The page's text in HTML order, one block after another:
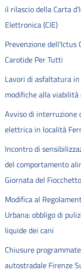
il rilascio della Carta
Elettronica (CIE)
Prevenzione dell'Ictus
Carotide Per Tutti
Lavori di asfaltatura
modifiche alla viabilità
Avviso di interruzione
elettrica in località
Incontro di
del comportamento
Giornata del
Modifica al
Urbana: obbligo di
liquide dei cani
Chiusure
autostradale Firenze